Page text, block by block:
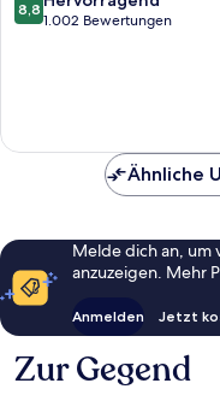
Mariana
von
8,8
1.002 Bewertungen
Ähnliche
Melde dich an, um
anzuzeigen. Mehr
Anmelden Jetzt
Zur Gegend